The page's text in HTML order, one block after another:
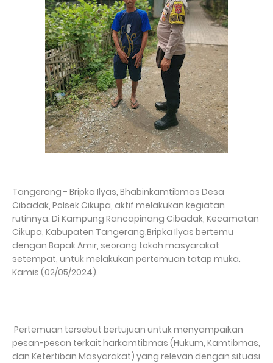
Tangerang - Bripka Ilyas, Bhabinkamtibmas Desa
Cibadak, Polsek Cikupa, aktif melakukan kegiatan
rutinnya. Di Kampung Rancapinang Cibadak, Kecamatan
Cikupa, Kabupaten Tangerang,Bripka Ilyas bertemu
dengan Bapak Amir, seorang tokoh masyarakat
setempat, untuk melakukan pertemuan tatap muka.
Kamis (02/05/2024).
Pertemuan tersebut bertujuan untuk menyampaikan
pesan-pesan terkait harkamtibmas (Hukum, Kamtibmas,
dan Ketertiban Masyarakat) yang relevan dengan situasi